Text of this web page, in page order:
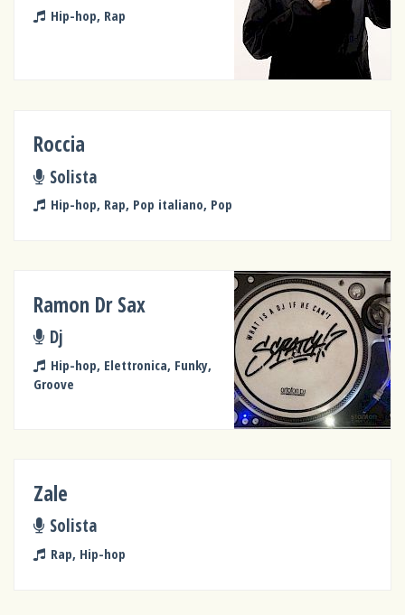
Hip-hop, Rap
Roccia
Solista
Hip-hop, Rap, Pop italiano, Pop
Ramon Dr Sax
Dj
Hip-hop, Elettronica, Funky,
Groove
Zale
Solista
Rap, Hip-hop